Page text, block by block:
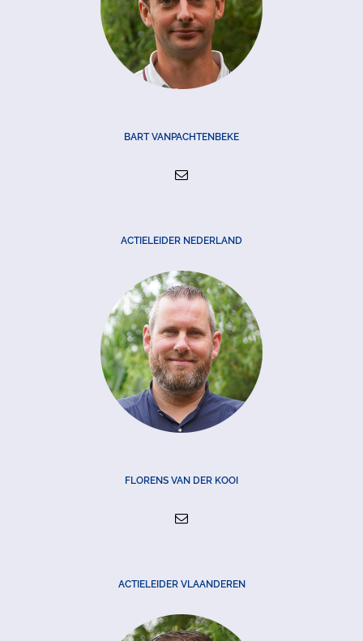
BART VANPACHTENBEKE
ACTIELEIDER NEDERLAND
FLORENS VAN DER KOOI
ACTIELEIDER VLAANDEREN